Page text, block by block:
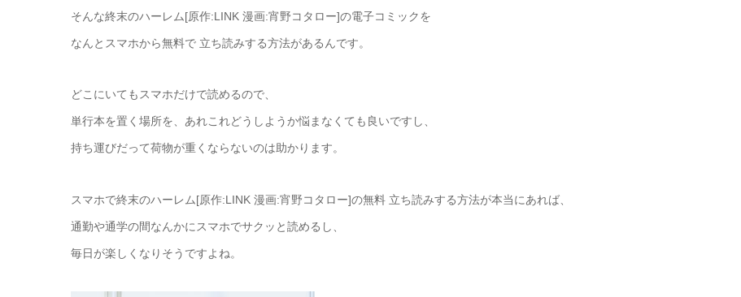
そんな終末のハーレム[原作:LINK 漫画:宵野コタロー]の電子コミックを
なんとスマホから無料で 立ち読みする方法があるんです。
どこにいてもスマホだけで読めるので、
単行本を置く場所を、あれこれどうしようか悩まなくても良いですし、
持ち運びだって荷物が重くならないのは助かります。
スマホで終末のハーレム[原作:LINK 漫画:宵野コタロー]の無料 立ち読みする方法が本当にあれば、
通勤や通学の間なんかにスマホでサクッと読めるし、
毎日が楽しくなりそうですよね。